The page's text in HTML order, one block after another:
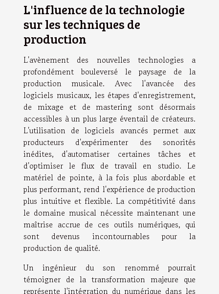
L'influence de la technologie
sur les techniques de
production
L'avènement des nouvelles technologies a
profondément bouleversé le paysage de la
production musicale. Avec l'avancée des
logiciels musicaux, les étapes d'enregistrement,
de mixage et de mastering sont désormais
accessibles à un plus large éventail de créateurs.
L'utilisation de logiciels avancés permet aux
producteurs d'expérimenter des sonorités
inédites, d'automatiser certaines tâches et
d'optimiser le flux de travail en studio. Le
matériel de pointe, à la fois plus abordable et
plus performant, rend l'expérience de production
plus intuitive et flexible. La compétitivité dans
le domaine musical nécessite maintenant une
maîtrise accrue de ces outils numériques, qui
sont devenus incontournables pour la
production de qualité.
Un ingénieur du son renommé pourrait
témoigner de la transformation majeure que
représente l'intégration du numérique dans les